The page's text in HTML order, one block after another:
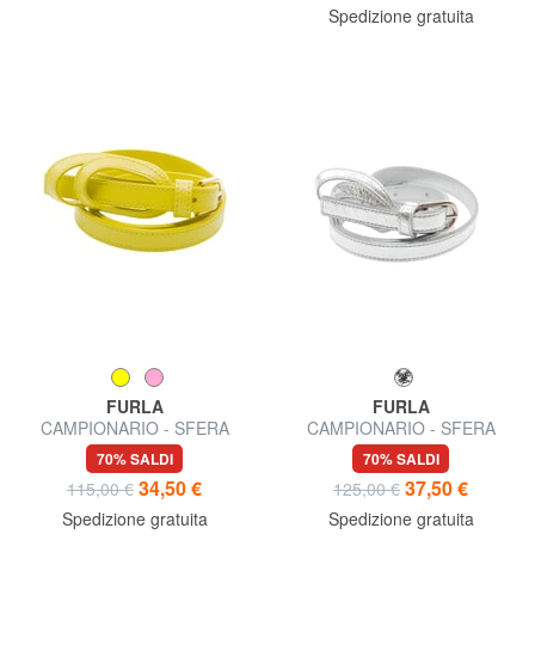
Spedizione gratuita
FURLA
CAMPIONARIO - SFERA
Cintura in pelle, da donna
70% SALDI
115,00 € 34,50 €
Spedizione gratuita
FURLA
CAMPIONARIO - SFERA
Cintura sottile in pelle
70% SALDI
125,00 € 37,50 €
Spedizione gratuita